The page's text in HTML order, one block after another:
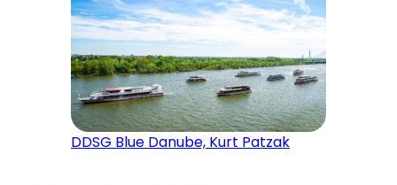
DDSG Blue Danube, Kurt Patzak